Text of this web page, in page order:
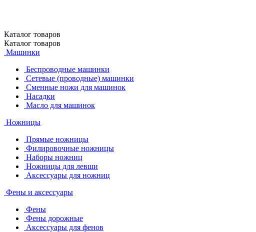
Каталог товаров
Каталог товаров
Машинки
Беспроводные машинки
Сетевые (проводные) машинки
Сменные ножи для машинок
Насадки
Масло для машинок
Ножницы
Прямые ножницы
Филировочные ножницы
Наборы ножниц
Ножницы для левши
Аксессуары для ножниц
Фены и аксессуары
Фены
Фены дорожные
Аксессуары для фенов